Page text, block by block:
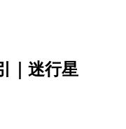
｜迷行星